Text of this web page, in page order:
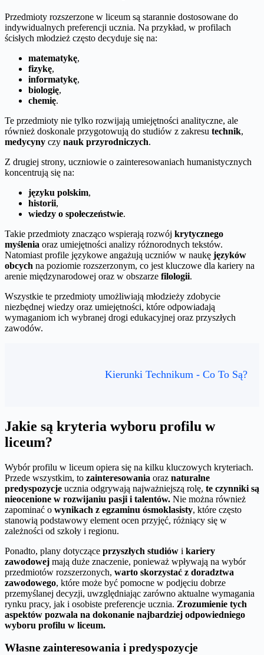
Przedmioty rozszerzone w liceum są starannie dostosowane do
indywidualnych preferencji ucznia. Na przykład, w profilach
ścisłych młodzież często decyduje się na:
matematykę,
fizykę,
informatykę,
biologię,
chemię.
Te przedmioty nie tylko rozwijają umiejętności analityczne, ale
również doskonale przygotowują do studiów z zakresu technik,
medycyny czy nauk przyrodniczych.
Z drugiej strony, uczniowie o zainteresowaniach humanistycznych
koncentrują się na:
języku polskim,
historii,
wiedzy o społeczeństwie.
Takie przedmioty znacząco wspierają rozwój krytycznego
myślenia oraz umiejętności analizy różnorodnych tekstów.
Natomiast profile językowe angażują uczniów w naukę języków
obcych na poziomie rozszerzonym, co jest kluczowe dla kariery na
arenie międzynarodowej oraz w obszarze filologii.
Wszystkie te przedmioty umożliwiają młodzieży zdobycie
niezbędnej wiedzy oraz umiejętności, które odpowiadają
wymaganiom ich wybranej drogi edukacyjnej oraz przyszłych
zawodów.
Kierunki Technikum - Co To Są?
Jakie są kryteria wyboru profilu w
liceum?
Wybór profilu w liceum opiera się na kilku kluczowych kryteriach.
Przede wszystkim, to zainteresowania oraz naturalne
predyspozycje ucznia odgrywają najważniejszą rolę, te czynniki są
nieocenione w rozwijaniu pasji i talentów. Nie można również
zapominać o wynikach z egzaminu ósmoklasisty, które często
stanowią podstawowy element ocen przyjęć, różniący się w
zależności od szkoły i regionu.
Ponadto, plany dotyczące przyszłych studiów i kariery
zawodowej mają duże znaczenie, ponieważ wpływają na wybór
przedmiotów rozszerzonych, warto skorzystać z doradztwa
zawodowego, które może być pomocne w podjęciu dobrze
przemyślanej decyzji, uwzględniając zarówno aktualne wymagania
rynku pracy, jak i osobiste preferencje ucznia. Zrozumienie tych
aspektów pozwala na dokonanie najbardziej odpowiedniego
wyboru profilu w liceum.
Własne zainteresowania i predyspozycje